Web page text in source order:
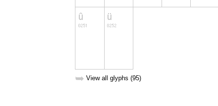
➥ View all glyphs (95)